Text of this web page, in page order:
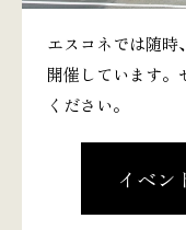
エスコネでは随時
開催しています。
ください。
イベン